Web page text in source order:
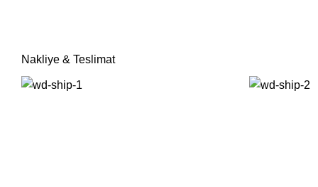
Nakliye & Teslimat